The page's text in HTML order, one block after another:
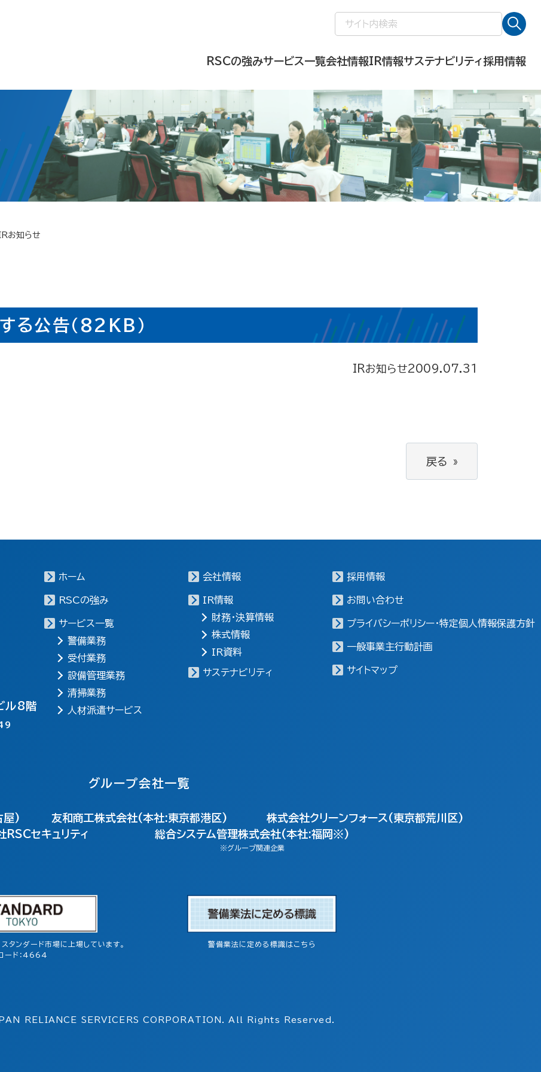
索:
RSCの強みサービス一覧会社情報IR情報サステナビリティ採用情報
お知らせ
する公告(82KB)
IRお知らせ2009.07.31
戻る »
ル8階
ホーム
RSCの強み
サービス一覧
警備業務
受付業務
設備管理業務
清掃業務
人材派遣サービス
会社情報
IR情報
財務・決算情報
株式情報
IR資料
サステナビリティ
採用情報
お問い合わせ
プライバシーポリシー・特定個人情報保護方針
一般事業主行動計画
サイトマップ
グループ会社一覧
屋) 友和商工株式会社(本社:東京都港区)
株式会社クリーンフォース(東京都荒川区)
RSCセキュリティ
総合システム管理株式会社(本社:福岡※)
※グループ関連企業
タンダード市場に上場しています。
ード：4664
警備業法に定める標識はこちら
RELIANCE SERVICERS CORPORATION. All Rights Reserved.